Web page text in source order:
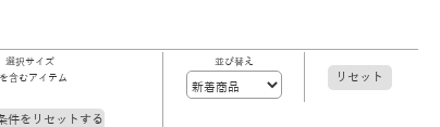
選択サイズ
含むアイテム
件をリセットする
並び替え
リセット